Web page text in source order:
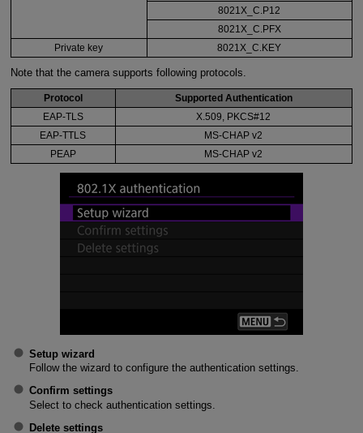
8021X_C.P12
8021X_C.PFX
Private key
8021X_C.KEY
Note that the camera supports following protocols.
Protocol
Supported Authentication
EAP-TLS
X.509, PKCS#12
EAP-TTLS
MS-CHAP v2
PEAP
MS-CHAP v2
Setup wizard
Follow the wizard to configure the authentication settings.
Confirm settings
Select to check authentication settings.
Delete settings